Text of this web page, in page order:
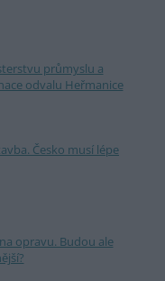
průmyslu a
odvalu Heřmanice
Česko musí lépe
opravu. Budou ale